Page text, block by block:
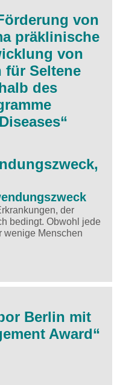
von
präklinische
von
für Seltene
des
der
bedingt. Obwohl jede
wenige Menschen
Berlin mit
Award“